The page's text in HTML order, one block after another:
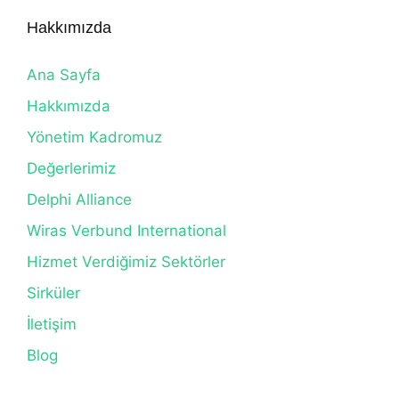
Hakkımızda
Ana Sayfa
Hakkımızda
Yönetim Kadromuz
Değerlerimiz
Delphi Alliance
Wiras Verbund International
Hizmet Verdiğimiz Sektörler
Sirküler
İletişim
Blog